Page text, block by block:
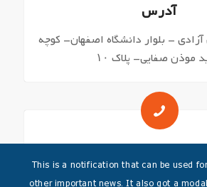
آدرس
– بلوار دانشگاه اصفهان- کوچه
موذن صفایی- پلاک ۱۰
03136271644 –
This is a notification that can be used
other important news. It also got a